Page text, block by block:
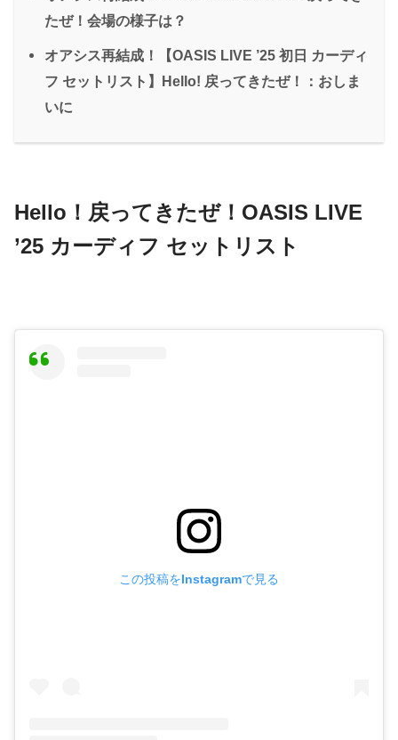
たぜ！会場の様子は？
オアシス再結成！【OASIS LIVE ’25 初日 カーディ
フ セットリスト】Hello! 戻ってきたぜ！：おしま
いに
Hello ！戻ってきたぜ！OASIS LIVE
’25 カーディフ セットリスト
この投稿をInstagramで見る